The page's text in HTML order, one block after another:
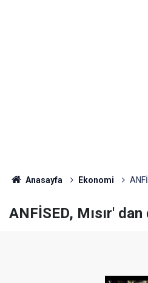
Anasayfa Ekonomi
ANFİSED, Mısır'